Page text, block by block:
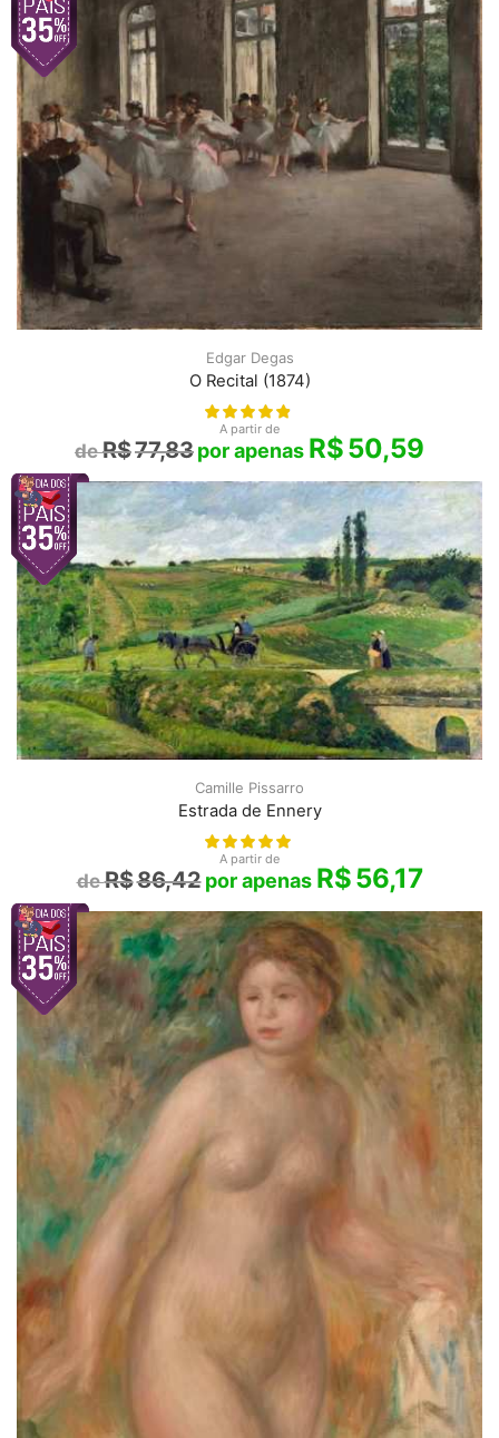
Edgar Degas
O Recital (1874)
A partir de
R$77,83 R$50,59
Camille Pissarro
Estrada de Ennery
A partir de
R$86,42 R$56,17